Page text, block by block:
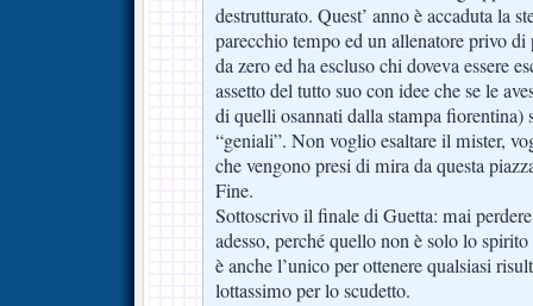
destrutturato. Quest’ anno è accaduta la
parecchio tempo ed un allenatore privo
da zero ed ha escluso chi doveva essere
assetto del tutto suo con idee che se le
di quelli osannati dalla stampa fiorentina)
“geniali”. Non voglio esaltare il mister,
che vengono presi di mira da questa
Fine.
Sottoscrivo il finale di Guetta: mai
adesso, perché quello non è solo lo
è anche l’unico per ottenere qualsiasi
lottassimo per lo scudetto.